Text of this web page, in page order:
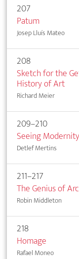
207
Patum
Josep Lluís Mateo
208
Sketch for the
History of Art
Richard Meier
209–210
Seeing Modernity
Detlef Mertins
211–217
The Genius of
Robin Middleton
218
Homage
Rafael Moneo